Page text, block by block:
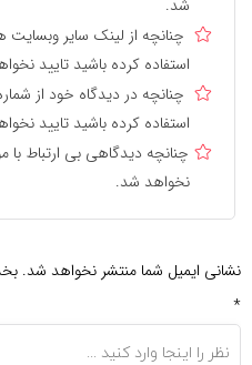
شد.
چنانچه از لینک سایر وبسایت
استفاده کرده باشید تایید
چنانچه در دیدگاه خود از
استفاده کرده باشید تایید
چنانچه دیدگاهی بی ارتباط
نخواهد شد.
نشانی ایمیل شما منتشر نخواهد شد.
*